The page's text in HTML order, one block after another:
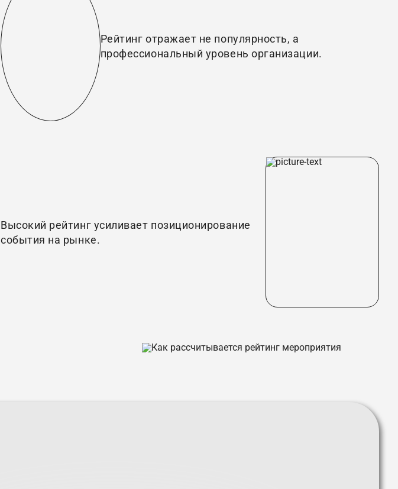
Рейтинг отражает не популярность, а
профессиональный уровень организации.
Высокий рейтинг усиливает позиционирование
события на рынке.